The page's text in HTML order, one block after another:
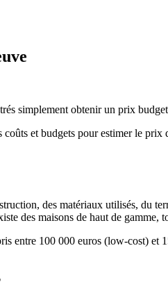
simplement obtenir un prix
et budgets pour estimer le
des matériaux utilisés,
des maisons de haut de
entre 100 000 euros (low-cost)